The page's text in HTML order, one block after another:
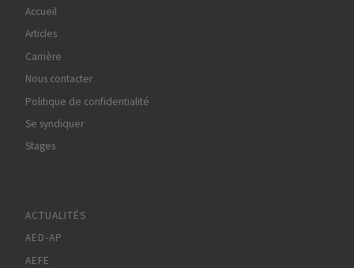
Accueil
Articles
Carrière
Nous contacter
Politique de confidentialité
Se syndiquer
Stages
ACTUALITÉS
AED-AP
AEFE